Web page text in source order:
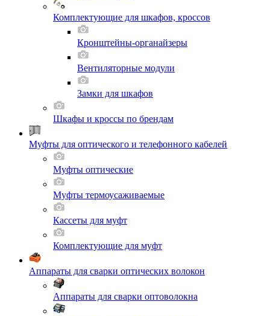
Комплектующие для шкафов, кроссов
Кронштейны-органайзеры
Вентиляторные модули
Замки для шкафов
Шкафы и кроссы по брендам
Муфты для оптического и телефонного кабелей
Муфты оптические
Муфты термоусаживаемые
Кассеты для муфт
Комплектующие для муфт
Аппараты для сварки оптических волокон
Аппараты для сварки оптоволокна